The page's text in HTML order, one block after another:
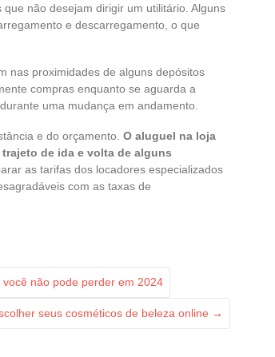
não desejam dirigir um utilitário. Alguns
e descarregamento, o que
nas proximidades de alguns depósitos
compras enquanto se aguarda a
uma mudança em andamento.
e do orçamento. O aluguel na loja
de ida e volta de alguns
as tarifas dos locadores especializados
com as taxas de
não pode perder em 2024
seus cosméticos de beleza online →